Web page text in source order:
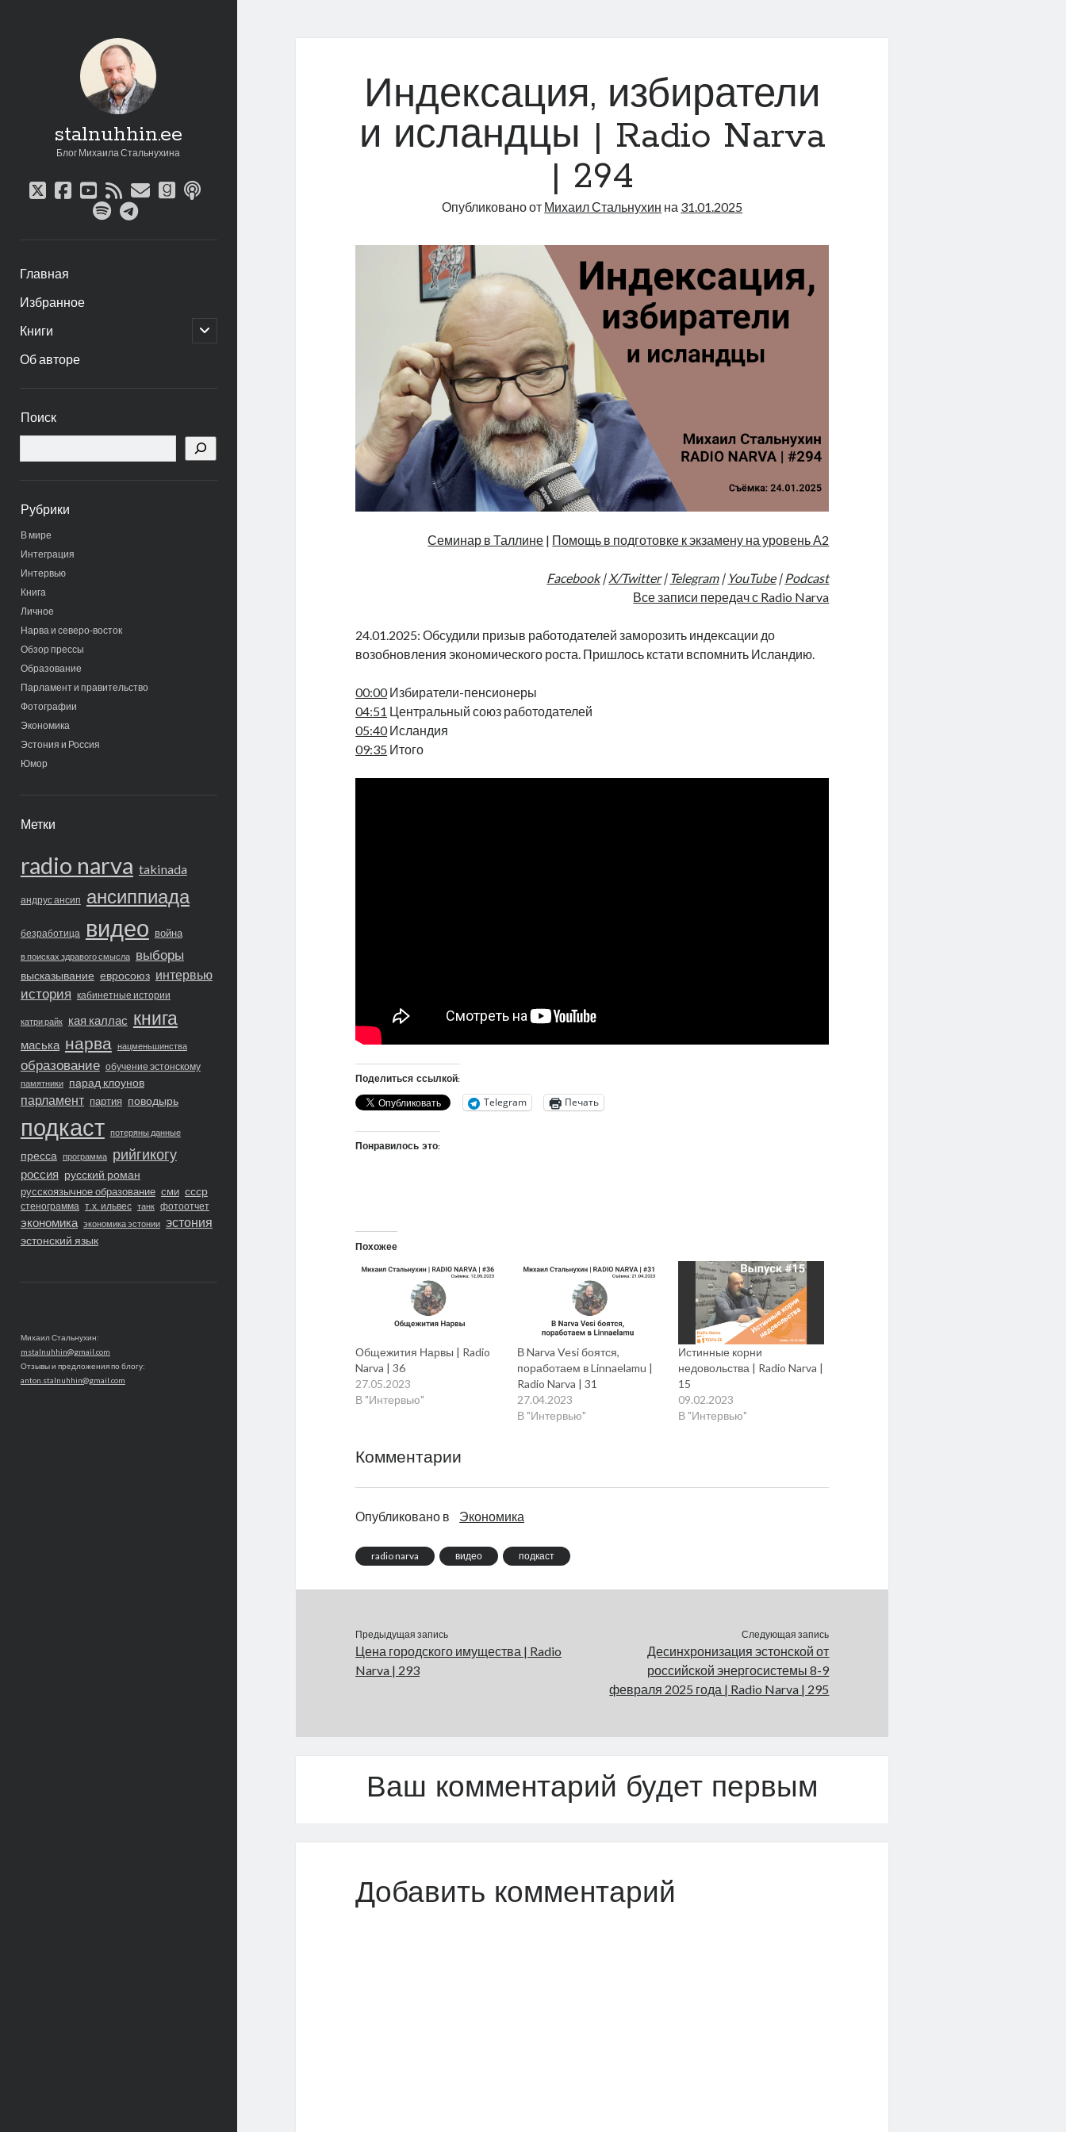
stalnuhhin.ee
Блог Михаила Стальнухина
twitter
facebook
youtube
rssemailgoodreads
podcast
spotifytelegram
Главная
Избранное
Книги
открыть
дочернее
Об авторе
панель
Поиск
Рубрики
В мире
Интеграция
Интервью
Книга
Личное
Нарва и северо-восток
Обзор прессы
Образование
Парламент и правительство
Фотографии
Экономика
Эстония и Россия
Юмор
Метки
radio narva takinada
андрус ансип ансиппиада
безработица видео война
в поисках здравого смысла выборы
высказывание евросоюз интервью
история кабинетные истории
катри райк кая каллас книга
маська нарва нацменьшинства
образование обучение эстонскому
памятники парад клоунов
парламент партия поводырь
подкаст потеряны данные
пресса программа рийгикогу
россия русский роман
русскоязычное образование сми ссср
стенограмма т.х. ильвес танк фотоотчет
экономика экономика эстонии эстония
эстонский язык
Михаил Стальнухин:
mstalnuhhin@gmail.com
Отзывы и предложения по блогу:
anton.stalnuhhin@gmail.com
Индексация, избиратели
и исландцы | Radio Narva
| 294
Опубликовано от Михаил Стальнухин на 31.01.2025
Семинар в Таллине | Помощь в подготовке к экзамену на уровень А2
Facebook|X/Twitter| Telegram| YouTube| Podcast
Все записи передач с Radio Narva
24.01.2025: Обсудили призыв работодателей заморозить индексации до
возобновления экономического роста. Пришлось кстати вспомнить Исландию.
00:00Избиратели-пенсионеры
04:51 Центральный союз работодателей
05:40Исландия
09:35 Итого
Поделиться ссылкой:
Telegram Печать
Понравилось это:
Похожее
Общежития Нарвы | Radio
Narva | 36
27.05.2023
В "Интервью"
В Narva Vesi боятся,
поработаем в Linnaelamu |
Radio Narva | 31
27.04.2023
В "Интервью"
Истинные корни
недовольства | Radio Narva |
15
09.02.2023
В "Интервью"
Комментарии
Опубликовано в Экономика
radio narva видео подкаст
Предыдущая запись
Цена городского имущества | Radio
Narva | 293
Следующая запись
Десинхронизация эстонской от
российской энергосистемы 8-9
февраля 2025 года | Radio Narva | 295
Ваш комментарий будет первым
Добавить комментарий